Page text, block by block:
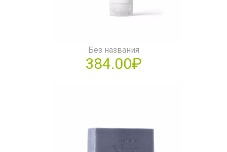
Без названия
384.00₽